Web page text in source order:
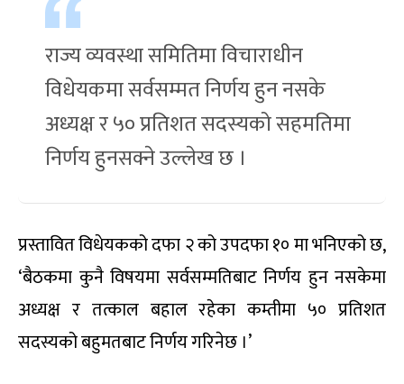
राज्य व्यवस्था समितिमा विचाराधीन
विधेयकमा सर्वसम्मत निर्णय हुन नसके
अध्यक्ष र ५० प्रतिशत सदस्यको सहमतिमा
निर्णय हुनसक्ने उल्लेख छ ।
प्रस्तावित विधेयकको दफा २ को उपदफा १० मा भनिएको छ,
‘बैठकमा कुनै विषयमा सर्वसम्मतिबाट निर्णय हुन नसकेमा
अध्यक्ष र तत्काल बहाल रहेका कम्तीमा ५० प्रतिशत
सदस्यको बहुमतबाट निर्णय गरिनेछ ।’